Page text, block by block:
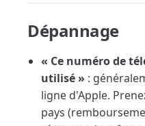
Dépannage
« Ce numéro de
utilisé » :
ligne d'Apple.
pays